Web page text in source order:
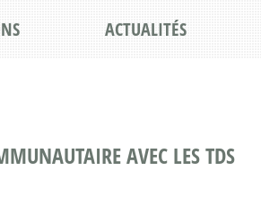
AVEC LES TDS
ACTUALITÉS